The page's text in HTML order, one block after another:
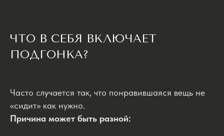
ЧТО В СЕБЯ ВКЛЮЧАЕТ
ПОДГОНКА?
Часто случается так, что понравившаяся вещь не
«сидит» как нужно.
Причина может быть разной: